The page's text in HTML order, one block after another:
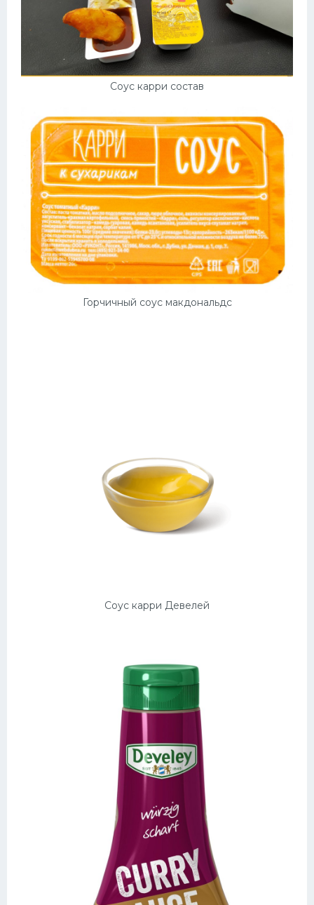
Соус карри состав
Горчичный соус макдональдс
Соус карри Девелей